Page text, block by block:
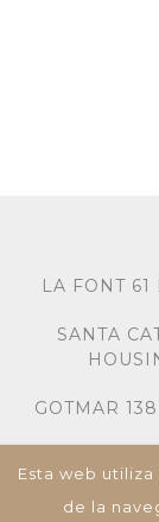
LA FONT 61
SANTA
GOTMAR
Miquel
Esta web
de la